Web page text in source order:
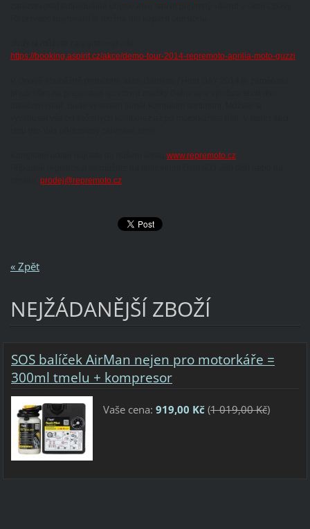
https://booking.aspirit.cz/akce/demo-tour-2014-repremoto-aprilia-moto-guzzi
www.repremoto.cz.
prodej@repremoto.cz
« Zpět
NEJŽÁDANĚJŠÍ ZBOŽÍ
SOS balíček AirMan nejen pro motorkáře =
300ml tmelu + kompresor
Vaše cena: 919,00 Kč(1 019,00 Kč)